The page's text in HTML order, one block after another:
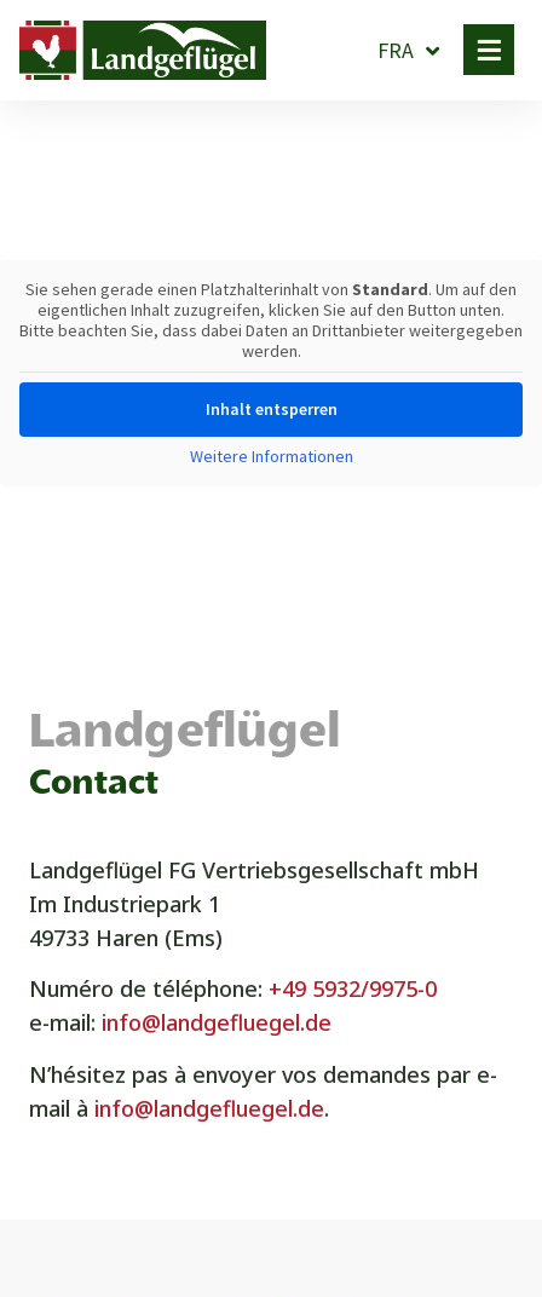
FRA
Sie sehen gerade einen Platzhalterinhalt von Standard. Um auf den
eigentlichen Inhalt zuzugreifen, klicken Sie auf den Button unten.
Bitte beachten Sie, dass dabei Daten an Drittanbieter weitergegeben
werden.
Inhalt entsperren
Weitere Informationen
Landgeflügel
Contact
Landgeflügel FG Vertriebsgesellschaft mbH
Im Industriepark 1
49733 Haren (Ems)
Numéro de téléphone: +49 5932/9975-0
e-mail: info@landgefluegel.de
N’hésitez pas à envoyer vos demandes par e-
mail à info@landgefluegel.de.